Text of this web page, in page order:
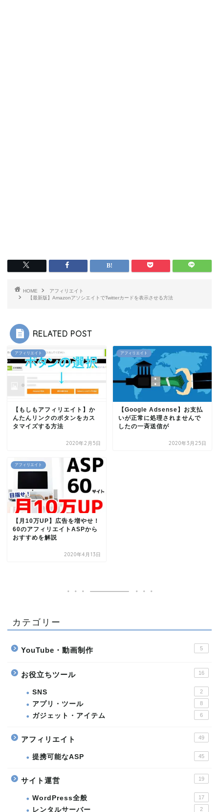
HOME
アフィリエイト
【最新版】AmazonアソシエイトでTwitterカードを表示させる方法
RELATED POST
アフィリエイト
【もしもアフィリエイト】か
んたんリンクのボタンをカス
タマイズする方法
2020年2月5日
アフィリエイト
【Google Adsense】お支払
いが正常に処理されませんで
したの一斉送信が
2020年3月25日
アフィリエイト
【月10万UP】広告を増やせ！
60のアフィリエイトASPから
おすすめを解説
2020年4月13日
カテゴリー
YouTube・動画制作 5
お役立ちツール 16
SNS 2
アプリ・ツール 8
ガジェット・アイテム 6
アフィリエイト 49
提携可能なASP 45
サイト運営 19
WordPress全般 17
レンタルサーバー 2